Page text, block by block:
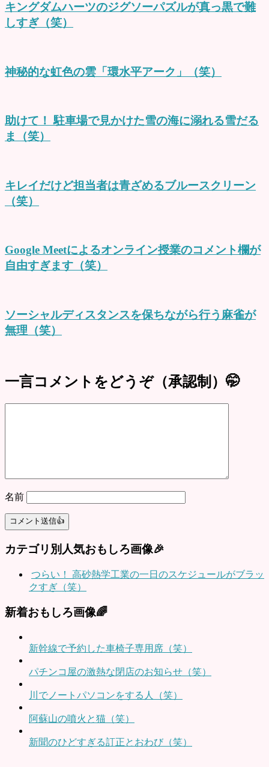
キングダムハーツのジグソーパズルが真っ黒で難
しすぎ（笑）
神秘的な虹色の雲「環水平アーク」（笑）
助けて！ 駐車場で見かけた雪の海に溺れる雪だる
ま（笑）
キレイだけど担当者は青ざめるブルースクリーン
（笑）
Google Meetによるオンライン授業のコメント欄が
自由すぎます（笑）
ソーシャルディスタンスを保ちながら行う麻雀が
無理（笑）
一言コメントをどうぞ（承認制）🤭
名前
カテゴリ別人気おもしろ画像🎉
つらい！ 高砂熱学工業の一日のスケジュールがブラッ
クすぎ（笑）
新着おもしろ画像🌈
新幹線で予約した車椅子専用席（笑）
パチンコ屋の激熱な閉店のお知らせ（笑）
川でノートパソコンをする人（笑）
阿蘇山の噴火と猫（笑）
新聞のひどすぎる訂正とおわび（笑）